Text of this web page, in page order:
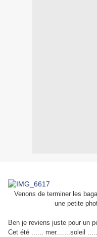
Venons de terminer les
une petite
Ben je reviens juste pour un
Cet été ...... mer.......soleil